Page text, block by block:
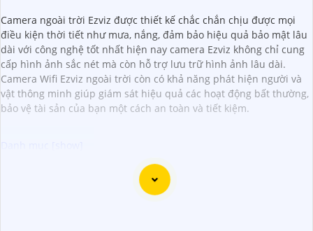
Camera ngoài trời Ezviz được thiết kế chắc chắn chịu được mọi
điều kiện thời tiết như mưa, nắng, đảm bảo hiệu quả bảo mật lâu
dài với công nghệ tốt nhất hiện nay camera Ezviz không chỉ cung
cấp hình ảnh sắc nét mà còn hỗ trợ lưu trữ hình ảnh lâu dài.
Camera Wifi Ezviz ngoài trời còn có khả năng phát hiện người và
vật thông minh giúp giám sát hiệu quả các hoạt động bất thường,
bảo vệ tài sản của bạn một cách an toàn và tiết kiệm.
"Bạn đang tìm kiếm một giải pháp an ninh hiệu quả và tiết
kiệm? Hãy khám phá Camera Wifi Ezviz - dòng sản phẩm